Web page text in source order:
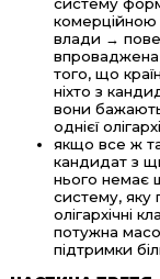
систему
влади →
впроваджена
того, що
ніхто з
вони
однієї
якщо все ж
кандидат з
нього немає
систему, яку
олігархічні
потужна
підтримки